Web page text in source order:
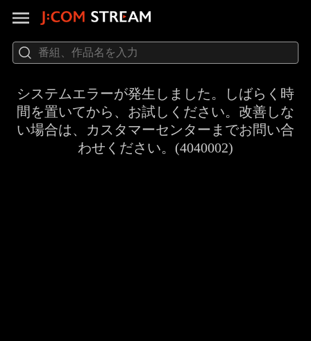
システムエラーが発生しました。しばらく時
間を置いてから、お試しください。改善しな
い場合は、カスタマーセンターまでお問い合
わせください。(4040002)